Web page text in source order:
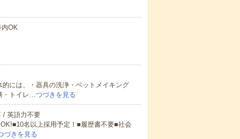
OK
には、・器具の洗浄・ベットメイキング
・トイレ…つづきを見る
/ 英語力不要
名以上採用予定！■履歴書不要■社会
づきを見る